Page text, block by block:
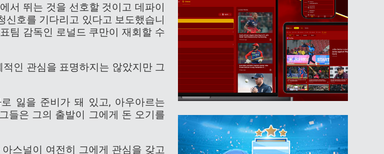
서 뛰는 것을 선호할 것이고 데파이
호를 기다리고 있다고 보도했습니
팀 감독인 로널드 쿠만이 재회할 수
인 관심을 표명하지는 않았지만 그
잃을 준비가 돼 있고, 아우아르는
들은 그의 출발이 그에게 돈 오기를
스널이 여전히 그에게 관심을 갖고